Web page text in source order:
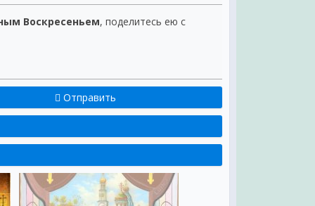
Воскресеньем, поделитесь ею с
Отправить